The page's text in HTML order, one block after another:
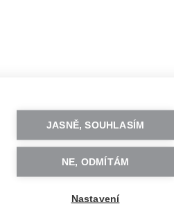
JASNĚ, SOUHLASÍM
NE, ODMÍTÁM
Nastavení